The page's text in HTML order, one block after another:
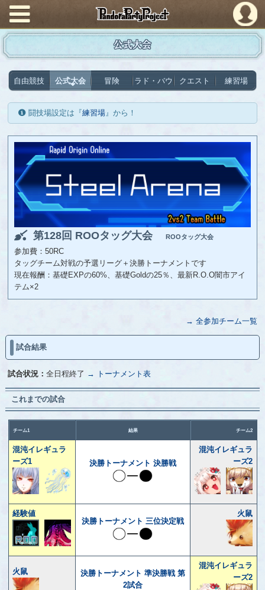
PandoraPartyProject
公式大会
自由競技 公式大会 冒険 ラド・バウ クエスト 練習場
闘技場設定は『練習場』から！
第128回 ROOタッグ大会 ROOタッグ大会
参加費：50RC
タッグチーム対戦の予選リーグ＋決勝トーナメントです
現在報酬：基礎EXPの60%、基礎Goldの25％、最新R.O.O闇市アイ
テム×2
→ 全参加チーム一覧
試合結果
試合状況：全日程終了 → トーナメント表
これまでの試合
チーム1 結果 チーム2
混沌イレギュラ
ーズ1
決勝トーナメント 決勝戦
混沌イレギュラ
ーズ2
経験値
決勝トーナメント 三位決定戦
火鼠
火鼠
決勝トーナメント 準決勝戦 第
2試合
混沌イレギュラ
ーズ2